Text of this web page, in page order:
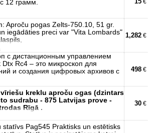
12 грамм.
€
Aproču pogas Zelts-750.10, 51 gr.
iegādāties preci var "Vita Lombards" 1,282 €
с дистанционным управлением
Dtx Rc4 – это микроскоп для
и создания цифровых архивов с
498 €
kreklu aproču ogas (dzintars
sudrabu - 875 Latvijas prove -
Rīgā .
30 €
statīvs Pag545 Praktisks un estētisks